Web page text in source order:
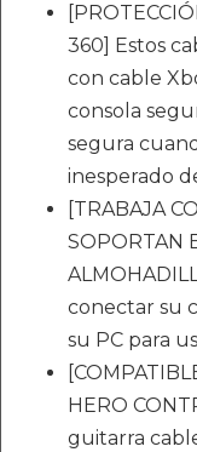
360] Estos
con cable
consola
segura
inesperado
[TRABAJA
SOPORTAN
conectar su
su PC para
HERO
guitarra